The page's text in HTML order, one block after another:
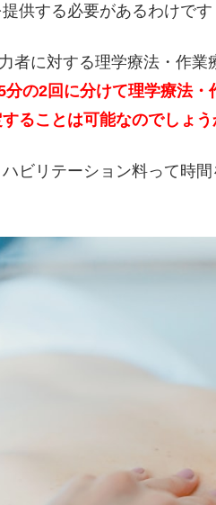
供する必要があるわけです
者に対する理学療法・作
分の2回に分けて理学療法
ることは可能なのでしょう
ビリテーション料って時